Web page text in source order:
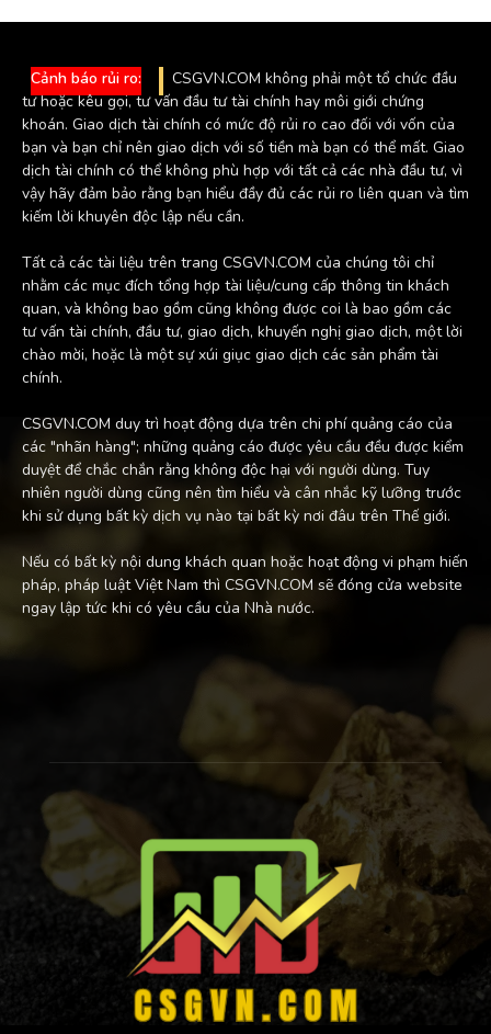
Cảnh báo rủi ro:
CSGVN.COM không phải một tổ chức đầu
tư hoặc kêu gọi, tư vấn đầu tư tài chính hay môi giới chứng
khoán. Giao dịch tài chính có mức độ rủi ro cao đối với vốn của
bạn và bạn chỉ nên giao dịch với số tiền mà bạn có thể mất. Giao
dịch tài chính có thể không phù hợp với tất cả các nhà đầu tư, vì
vậy hãy đảm bảo rằng bạn hiểu đầy đủ các rủi ro liên quan và tìm
kiếm lời khuyên độc lập nếu cần.
Tất cả các tài liệu trên trang CSGVN.COM của chúng tôi chỉ
nhằm các mục đích tổng hợp tài liệu/cung cấp thông tin khách
quan, và không bao gồm cũng không được coi là bao gồm các
tư vấn tài chính, đầu tư, giao dịch, khuyến nghị giao dịch, một lời
chào mời, hoặc là một sự xúi giục giao dịch các sản phẩm tài
chính.
CSGVN.COM duy trì hoạt động dựa trên chi phí quảng cáo của
các "nhãn hàng"; những quảng cáo được yêu cầu đều được kiểm
duyệt để chắc chắn rằng không độc hại với người dùng. Tuy
nhiên người dùng cũng nên tìm hiểu và cân nhắc kỹ lưỡng trước
khi sử dụng bất kỳ dịch vụ nào tại bất kỳ nơi đâu trên Thế giới.
Nếu có bất kỳ nội dung khách quan hoặc hoạt động vi phạm hiến
pháp, pháp luật Việt Nam thì CSGVN.COM sẽ đóng cửa website
ngay lập tức khi có yêu cầu của Nhà nước.